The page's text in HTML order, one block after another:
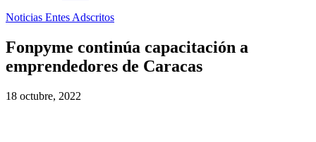
Noticias Entes Adscritos
Fonpyme continúa capacitación a
emprendedores de Caracas
18 octubre, 2022